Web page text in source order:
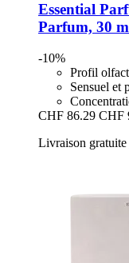
Essential
Parfum, 30
-10%
Profil
Sensuel et
CHF 86.29 CHF
Livraison gratuite